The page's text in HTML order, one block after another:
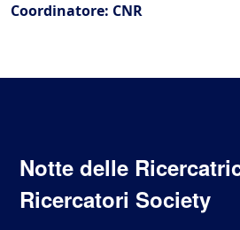
Coordinatore: CNR
Notte delle
Ricercatori Society